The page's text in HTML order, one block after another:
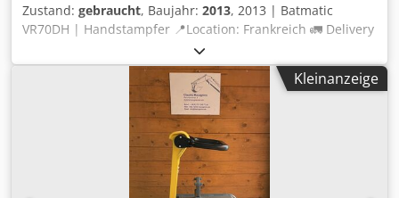
Zustand: gebraucht, Baujahr: 2013, 2013 | Batmatic
VR70DH | Handstampfer 📍Location: Frankreich 🚛 Delivery
available to your destination – Use our shipping calculator
to estimate transport costs! Dodpfxsznbhvj Aahsck 💰 Buy
Now for EUR 5500 or Make an Offer. Payment at delivery
available for an affordable fee (subject to approval)* 👷‍♂️
Inspected by an independent expert 0 Inspektionspunkte 0
genehmigt ✅ 0 unvollkommene ℹ️ 0 Ausgaben ⚠️ 📌
Inspector's Comment: Maschine sehr wenig benutzt, fast
neu, kein Betriebsstundenzähler. 📄 Want to see the full
Kleinanzeige